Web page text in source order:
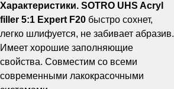
Характеристики. SOTRO UHS Acryl
filler 5:1 Expert F20 быстро сохнет,
легко шлифуется, не забивает абразив.
Имеет хорошие заполняющие
свойства. Совместим со всеми
современными лакокрасочными